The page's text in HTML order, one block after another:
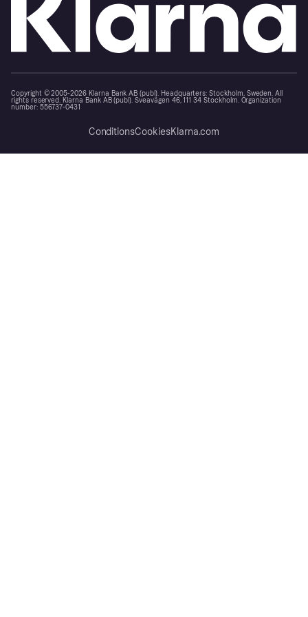
Copyright © 2005-2026 Klarna Bank AB (publ). Headquarters: Stockholm, Sweden. All
rights reserved. Klarna Bank AB (publ). Sveavägen 46, 111 34 Stockholm. Organization
number: 556737-0431
ConditionsCookiesKlarna.com